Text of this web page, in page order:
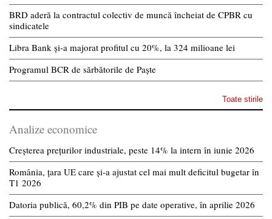
BRD aderă la contractul colectiv de muncă încheiat de CPBR cu
sindicatele
Libra Bank și-a majorat profitul cu 20%, la 324 milioane lei
Programul BCR de sărbătorile de Paște
Toate stirile
Analize economice
Creșterea prețurilor industriale, peste 14% la intern în iunie 2026
România, țara UE care și-a ajustat cel mai mult deficitul bugetar în
T1 2026
Datoria publică, 60,2% din PIB pe date operative, în aprilie 2026